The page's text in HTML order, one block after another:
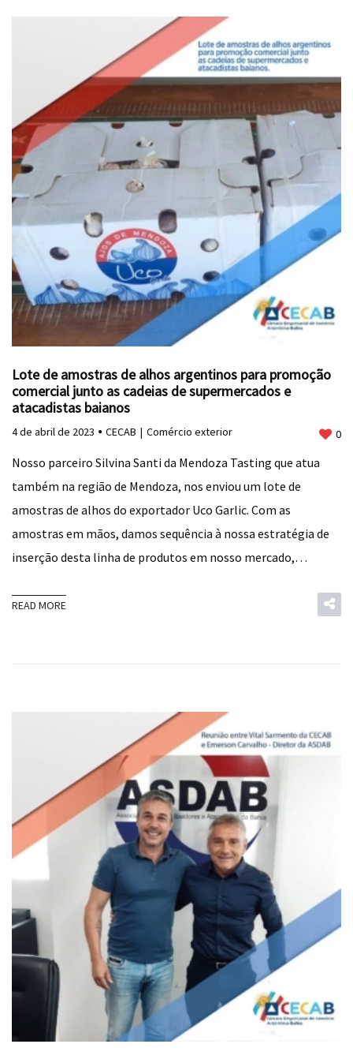
Lote de amostras de alhos argentinos para promoção
comercial junto as cadeias de supermercados e
atacadistas baianos
4 de abril de 2023 CECAB Comércio exterior 0
Nosso parceiro Silvina Santi da Mendoza Tasting que atua
também na região de Mendoza, nos enviou um lote de
amostras de alhos do exportador Uco Garlic. Com as
amostras em mãos, damos sequência à nossa estratégia de
inserção desta linha de produtos em nosso mercado,…
READ MORE